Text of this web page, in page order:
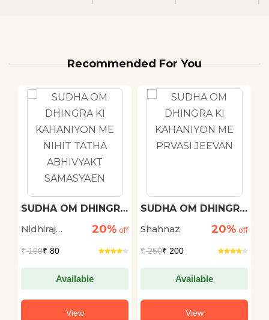
Recommended For You
SUDHA OM DHINGRA
NIHIT TATHA
SAMASYAEN
Nidhiraj
20% off
₹100₹ 80
Available
View
SUDHA OM DHINGRA
PRVASI JEEVAN
Shahnaz 20% off
₹250₹ 200
Available
View